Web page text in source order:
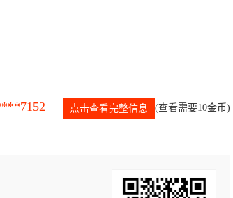
点击查看完整信息 (查看需要10金币)